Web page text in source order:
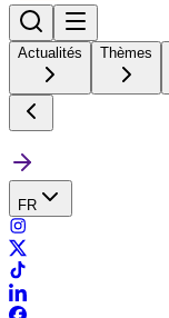
Actualités Thèmes
FR